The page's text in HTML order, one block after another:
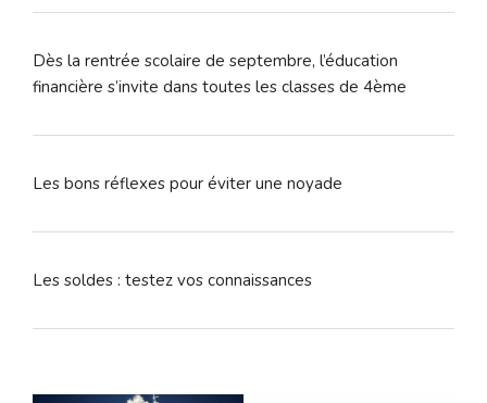
Dès la rentrée scolaire de septembre, l’éducation
financière s’invite dans toutes les classes de 4ème
Les bons réflexes pour éviter une noyade
Les soldes : testez vos connaissances